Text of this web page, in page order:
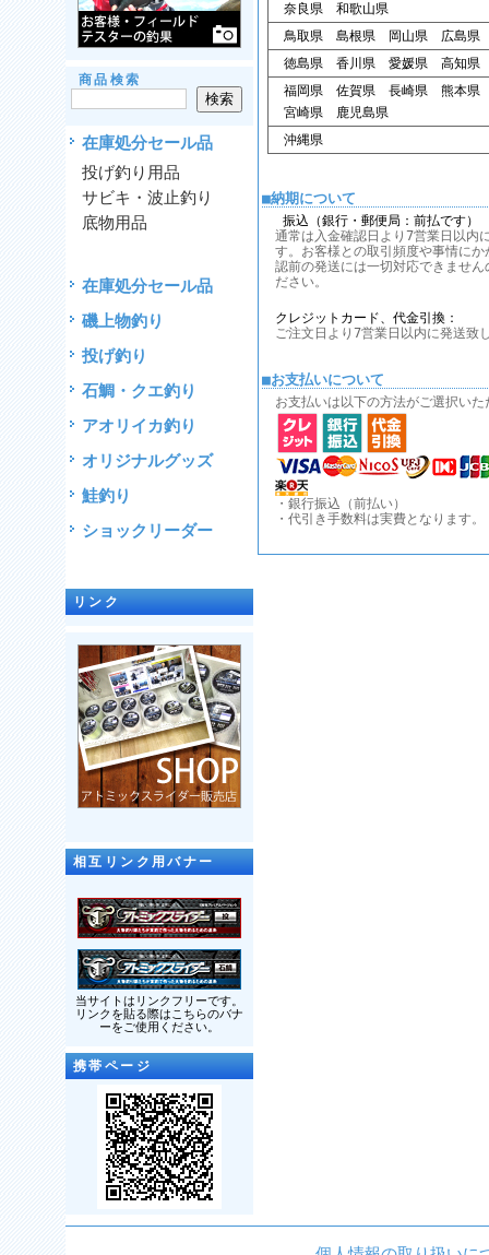
商品検索
在庫処分セール品
投げ釣り用品
サビキ・波止釣り
底物用品
在庫処分セール品
磯上物釣り
投げ釣り
石鯛・クエ釣り
アオリイカ釣り
オリジナルグッズ
鮭釣り
ショックリーダー
リンク
相互リンク用バナー
当サイトはリンクフリーです。
リンクを貼る際はこちらのバナ
ーをご使用ください。
携帯ページ
奈良県 和歌山県
鳥取県 島根県 岡山県 広島県
徳島県 香川県 愛媛県 高知県
福岡県 佐賀県 長崎県 熊本県
宮崎県 鹿児島県
沖縄県
■納期について
振込（銀行・郵便局：前払です）
通常は入金確認日より7営業日以内
す。お客様との取引頻度や事情に
認前の発送には一切対応できませ
ださい。
クレジットカード、代金引換：
ご注文日より7営業日以内に発送致
■お支払いについて
お支払いは以下の方法がご選択いた
・銀行振込（前払い）
・代引き手数料は実費となります。